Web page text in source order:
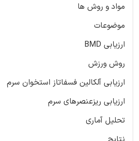
مواد و روش ها
موضوعات
ارزیابی BMD
روش ورزش
ارزیابی آلکالین فسفاتاز استخوان سرم
ارزیابی ریزعنصرهای سرم
تحلیل آماری